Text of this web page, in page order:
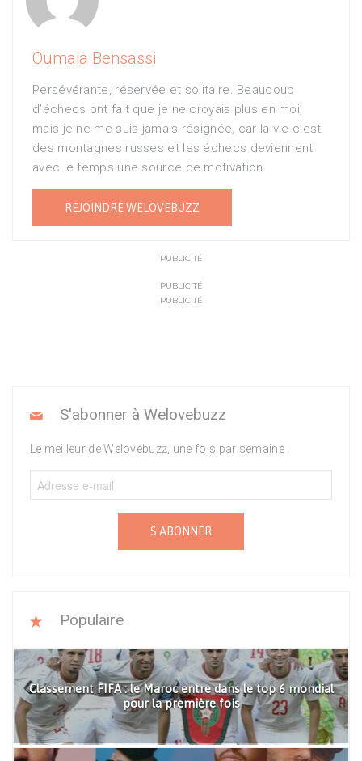
Oumaia Bensassi
Persévérante, réservée et solitaire. Beaucoup
d’échecs ont fait que je ne croyais plus en moi,
mais je ne me suis jamais résignée, car la vie c’est
des montagnes russes et les échecs deviennent
avec le temps une source de motivation.
REJOINDRE WELOVEBUZZ
PUBLICITÉ
PUBLICITÉ
PUBLICITÉ
S'abonner à Welovebuzz
Le meilleur de Welovebuzz, une fois par semaine !
S'ABONNER
Populaire
Classement FIFA : le Maroc entre dans le top 6 mondial
pour la première fois